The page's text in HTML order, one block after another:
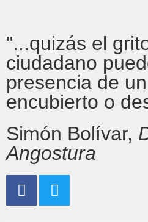
"...quizás el
ciudadano
presencia de
encubierto o
Simón Bolívar,
Angostura